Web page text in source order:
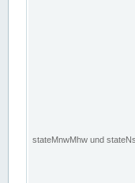
stateMnwMhw und